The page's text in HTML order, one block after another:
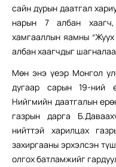
сайн дурын даатгал
нарын 7 албан
хамгааллын яамны
албан хаагчдыг
Мөн энэ үеэр Монгол
дугаар сарын 19-ний
Нийгмийн даатгалын
газрын дарга
нийттэй харилцах
захиргааны эрхэлсэн
олгох батламжийг